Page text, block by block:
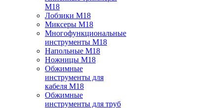
M18
Лобзики M18
Миксеры M18
Многофункциональные
инструменты M18
Напольные M18
Ножницы M18
Обжимные
инструменты для
кабеля M18
Обжимные
инструменты для труб